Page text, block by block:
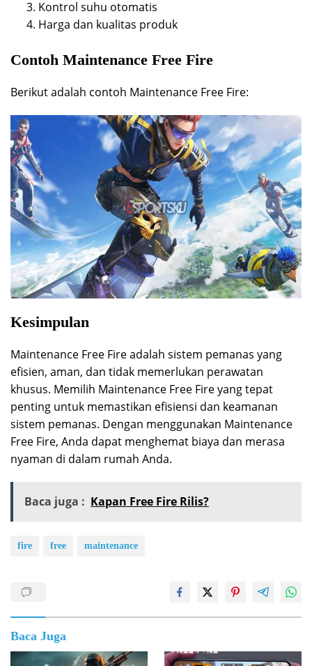
Kontrol suhu otomatis
Harga dan kualitas produk
Contoh Maintenance Free Fire
Berikut adalah contoh Maintenance Free Fire:
Kesimpulan
Maintenance Free Fire adalah sistem pemanas yang
efisien, aman, dan tidak memerlukan perawatan
khusus. Memilih Maintenance Free Fire yang tepat
penting untuk memastikan efisiensi dan keamanan
sistem pemanas. Dengan menggunakan Maintenance
Free Fire, Anda dapat menghemat biaya dan merasa
nyaman di dalam rumah Anda.
Baca juga : Kapan Free Fire Rilis?
fire free maintenance
Baca Juga